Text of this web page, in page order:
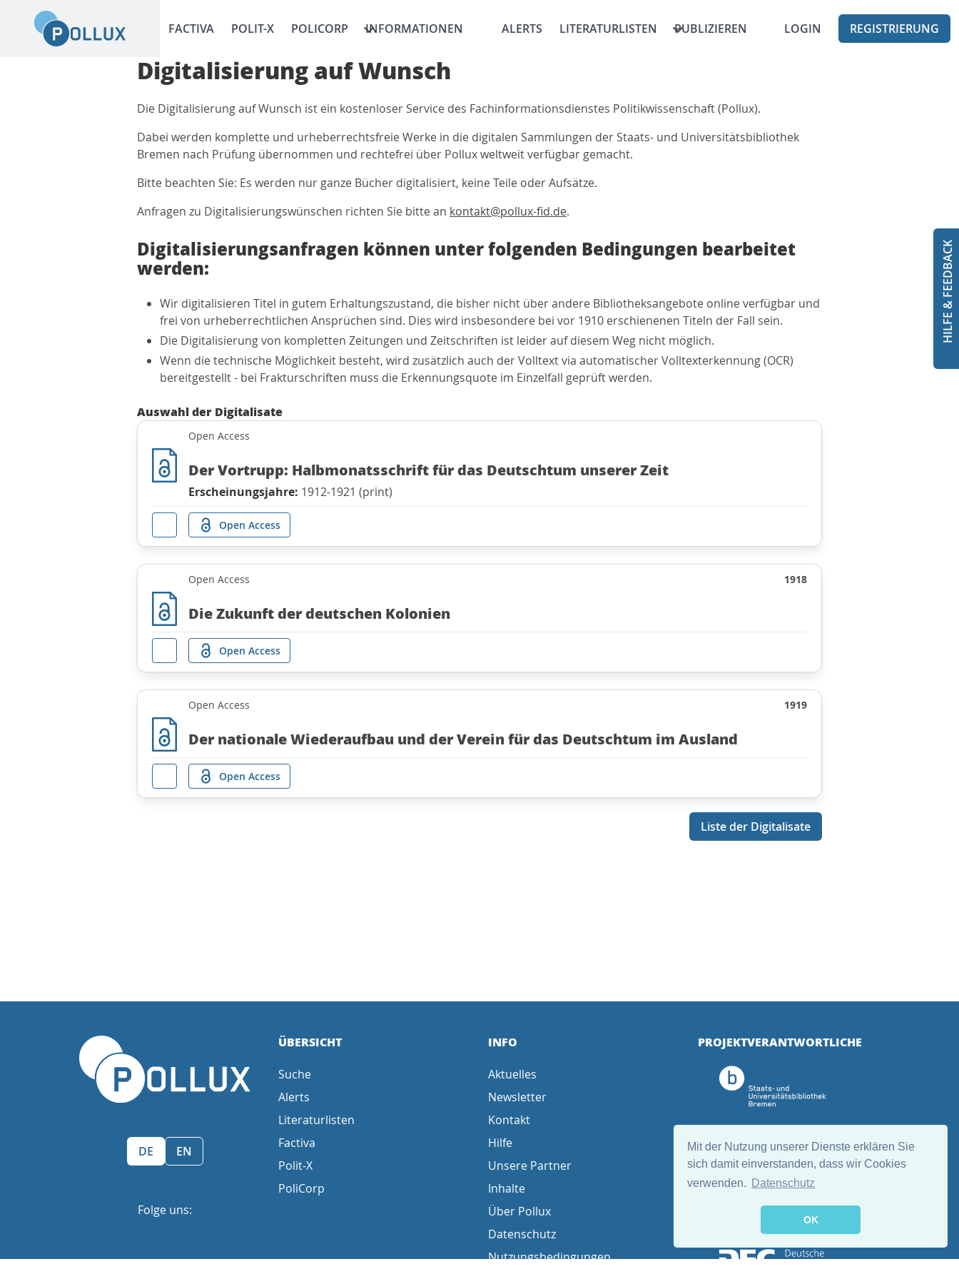
Mit der Nutzung unserer Dienste erklären Sie
sich damit einverstanden, dass wir Cookies
verwenden.
Datenschutz
OK
FACTIVA POLIT-X POLICORP INFORMATIONEN ALERTS LITERATURLISTEN PUBLIZIEREN LOGIN REGISTRIERUNG
HILFE & FEEDBACK
Digitalisierung auf Wunsch
Die Digitalisierung auf Wunsch ist ein kostenloser Service des Fachinformationsdienstes Politikwissenschaft (Pollux).
Dabei werden komplette und urheberrechtsfreie Werke in die digitalen Sammlungen der Staats- und Universitätsbibliothek
Bremen nach Prüfung übernommen und rechtefrei über Pollux weltweit verfügbar gemacht.
Bitte beachten Sie: Es werden nur ganze Bücher digitalisiert, keine Teile oder Aufsätze.
Anfragen zu Digitalisierungswünschen richten Sie bitte an kontakt@pollux-fid.de.
Digitalisierungsanfragen können unter folgenden Bedingungen bearbeitet
werden:
Wir digitalisieren Titel in gutem Erhaltungszustand, die bisher nicht über andere Bibliotheksangebote online verfügbar und
frei von urheberrechtlichen Ansprüchen sind. Dies wird insbesondere bei vor 1910 erschienenen Titeln der Fall sein.
Die Digitalisierung von kompletten Zeitungen und Zeitschriften ist leider auf diesem Weg nicht möglich.
Wenn die technische Möglichkeit besteht, wird zusätzlich auch der Volltext via automatischer Volltexterkennung (OCR)
bereitgestellt - bei Frakturschriften muss die Erkennungsquote im Einzelfall geprüft werden.
Auswahl der Digitalisate
Open Access
Der Vortrupp: Halbmonatsschrift für das Deutschtum unserer Zeit
Erscheinungsjahre: 1912-1921 (print)
Open Access
Open Access 1918
Die Zukunft der deutschen Kolonien
Open Access
Open Access 1919
Der nationale Wiederaufbau und der Verein für das Deutschtum im Ausland
Open Access
Liste der Digitalisate
Sprache wählen/Select language
DE EN
Folge uns:
ÜBERSICHT
Suche
Alerts
Literaturlisten
Factiva
Polit-X
PoliCorp
INFO
Aktuelles
Newsletter
Kontakt
Hilfe
Unsere Partner
Inhalte
Über Pollux
Datenschutz
Nutzungsbedingungen
PROJEKTVERANTWORTLICHE
GEFÖRDERT DURCH